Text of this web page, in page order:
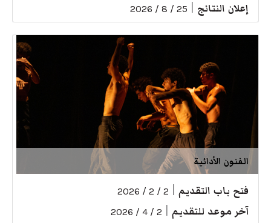
إعلان النتائج 25 / 8 / 2026
الفنون الأدائية
فتح باب التقديم 2 / 2 / 2026
آخر موعد للتقديم 2 / 4 / 2026